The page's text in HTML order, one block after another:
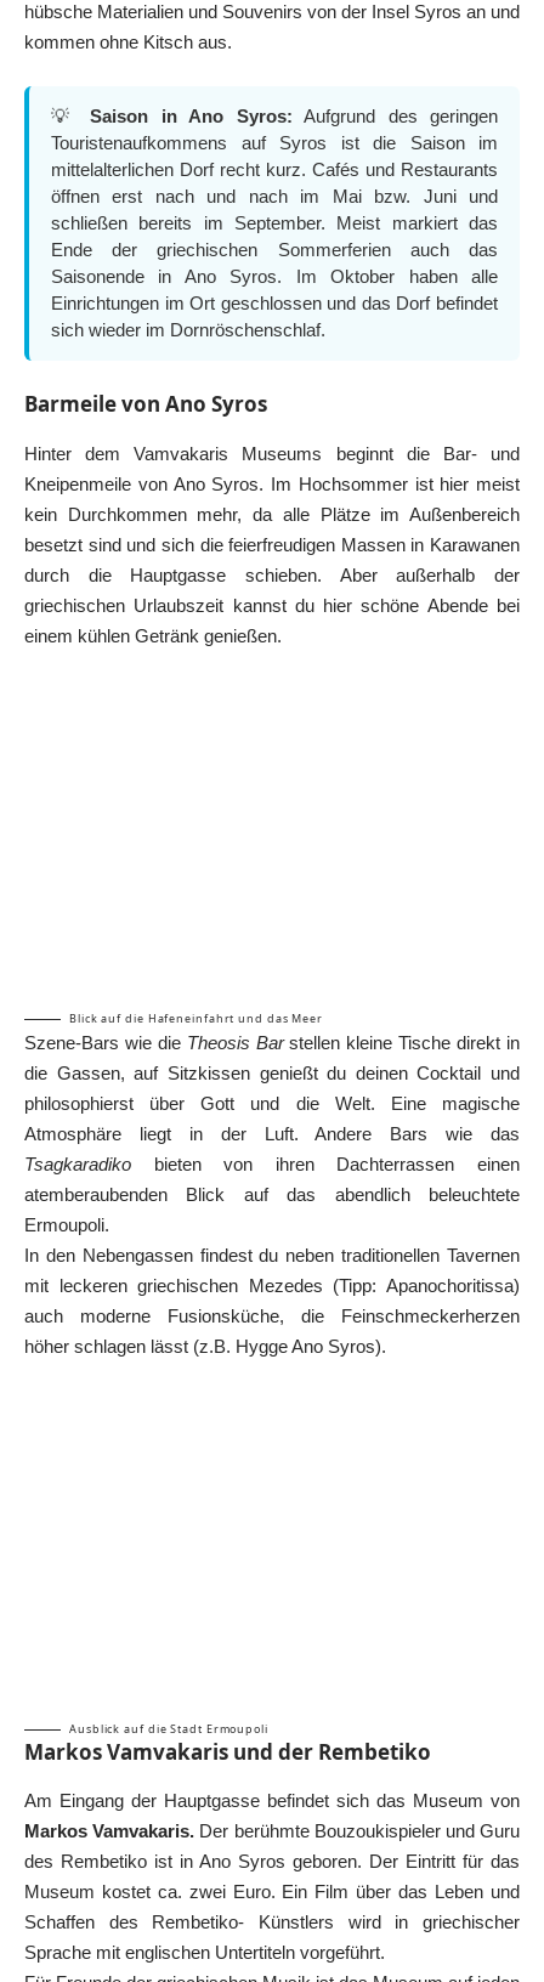
hübsche Materialien und Souvenirs von der Insel Syros an und
kommen ohne Kitsch aus.
💡 Saison in Ano Syros: Aufgrund des geringen
Touristenaufkommens auf Syros ist die Saison im
mittelalterlichen Dorf recht kurz. Cafés und Restaurants
öffnen erst nach und nach im Mai bzw. Juni und
schließen bereits im September. Meist markiert das
Ende der griechischen Sommerferien auch das
Saisonende in Ano Syros. Im Oktober haben alle
Einrichtungen im Ort geschlossen und das Dorf befindet
sich wieder im Dornröschenschlaf.
Barmeile von Ano Syros
Hinter dem Vamvakaris Museums beginnt die Bar- und
Kneipenmeile von Ano Syros. Im Hochsommer ist hier meist
kein Durchkommen mehr, da alle Plätze im Außenbereich
besetzt sind und sich die feierfreudigen Massen in Karawanen
durch die Hauptgasse schieben. Aber außerhalb der
griechischen Urlaubszeit kannst du hier schöne Abende bei
einem kühlen Getränk genießen.
Blick auf die Hafeneinfahrt und das Meer
Szene-Bars wie die Theosis Barstellen kleine Tische direkt in
die Gassen, auf Sitzkissen genießt du deinen Cocktail und
philosophierst über Gott und die Welt. Eine magische
Atmosphäre liegt in der Luft. Andere Bars wie das
Tsagkaradiko bieten von ihren Dachterrassen einen
atemberaubenden Blick auf das abendlich beleuchtete
Ermoupoli.
In den Nebengassen findest du neben traditionellen Tavernen
mit leckeren griechischen Mezedes (Tipp: Apanochoritissa)
auch moderne Fusionsküche, die Feinschmeckerherzen
höher schlagen lässt (z.B. Hygge Ano Syros).
Ausblick auf die Stadt Ermoupoli
Markos Vamvakaris und der Rembetiko
Am Eingang der Hauptgasse befindet sich das Museum von
Markos Vamvakaris. Der berühmte Bouzoukispieler und Guru
des Rembetiko ist in Ano Syros geboren. Der Eintritt für das
Museum kostet ca. zwei Euro. Ein Film über das Leben und
Schaffen des Rembetiko- Künstlers wird in griechischer
Sprache mit englischen Untertiteln vorgeführt.